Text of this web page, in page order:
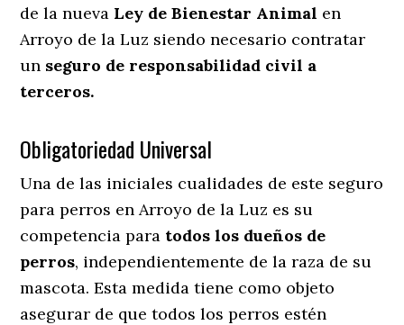
de la nueva Ley de Bienestar Animal en
Arroyo de la Luz siendo necesario contratar
un seguro de responsabilidad civil a
terceros.
Obligatoriedad Universal
Una de las iniciales cualidades de este seguro
para perros en Arroyo de la Luz es su
competencia para todos los dueños de
perros, independientemente de la raza de su
mascota. Esta medida tiene como objeto
asegurar de que todos los perros estén